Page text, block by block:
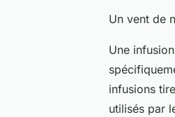
Un vent de
Une
infusions
utilisés par